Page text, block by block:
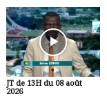
JT de 13H du 08 août
2026